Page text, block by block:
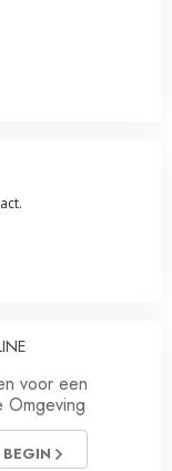
voor een
Omgeving
BEGIN